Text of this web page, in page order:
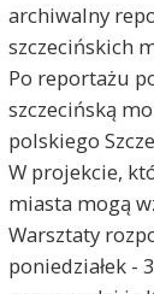
archiwalny
szczecińskich
Po reportażu
szczecińską
polskiego
W projekcie,
miasta mogą
Warsztaty
poniedziałek -